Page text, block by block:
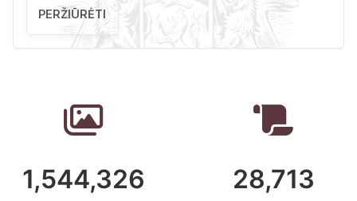
PERŽIŪRĖTI
1,544,326 28,713